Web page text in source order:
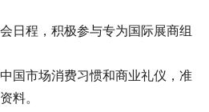
日程，积极参与专为国际展商组
国市场消费习惯和商业礼仪，准
料。